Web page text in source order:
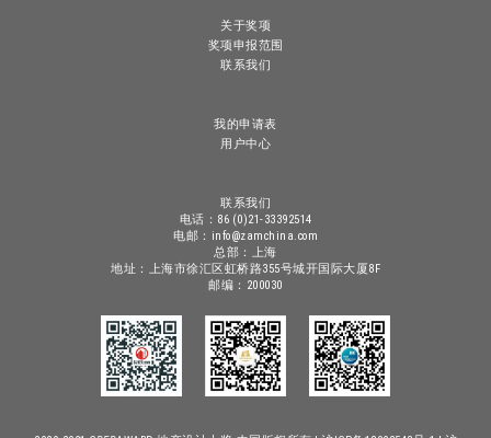
关于奖项
奖项申报范围
联系我们
我的申请表
用户中心
联系我们
电话：86 (0)21-33392514
电邮：info@zamchina.com
总部：上海
地址：上海市徐汇区虹桥路355号城开国际大厦8F
邮编：200030